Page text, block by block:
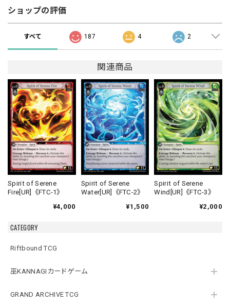
CATEGORY
Riftbound TCG
巫KANNAGIカードゲーム
GRAND ARCHIVE TCG
ショップの評価
すべて 187 4 2
関連商品
Spirit of Serene
Fire[UR]《FTC-1》
¥4,000
Spirit of Serene
Water[UR]《FTC-2》
¥1,500
Spirit of Serene
Wind[UR]《FTC-3》
¥2,000